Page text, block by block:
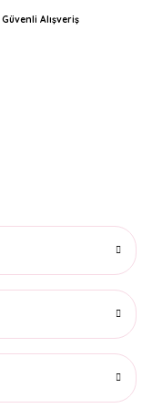
Güvenli Alışveriş